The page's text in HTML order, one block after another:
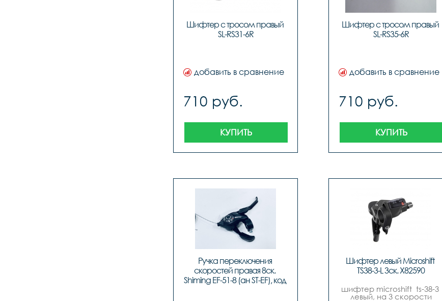
Шифтер с тросом правый
SL-RS31-6R
добавить в сравнение
710 руб.
КУПИТЬ
Шифтер с тросом правый
SL-RS35-6R
добавить в сравнение
710 руб.
КУПИТЬ
Ручка переключения
скоростей правая 8ск.
Shiming EF-51-8 (ан ST-EF), код
Шифтер левый Microshift
TS38-3-L 3ск. Х82590
шифтер microshift  ts-38-3
левый, на 3 скорости